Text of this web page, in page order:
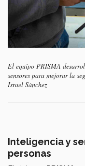
El equipo PRISMA
sensores para mejorar la
Israel Sánchez
Inteligencia y
personas